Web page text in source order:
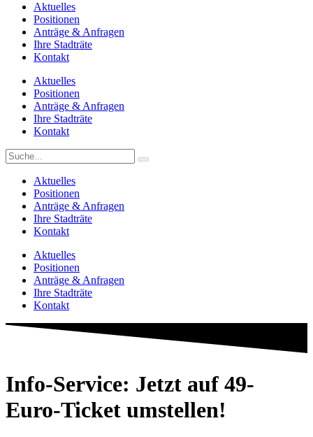
Aktuelles
Positionen
Anträge & Anfragen
Ihre Stadträte
Kontakt
Aktuelles
Positionen
Anträge & Anfragen
Ihre Stadträte
Kontakt
Aktuelles
Positionen
Anträge & Anfragen
Ihre Stadträte
Kontakt
Aktuelles
Positionen
Anträge & Anfragen
Ihre Stadträte
Kontakt
Info-Service: Jetzt auf 49-
Euro-Ticket umstellen!